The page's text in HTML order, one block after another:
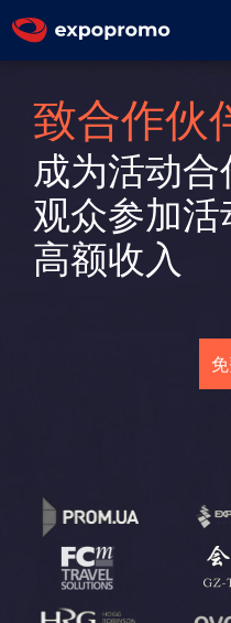
致合作伙
成为活动合
观众参加活
高额收入